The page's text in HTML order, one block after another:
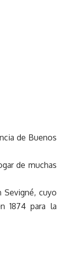
de Buenos
de muchas
Sevigné, cuyo
1874 para la